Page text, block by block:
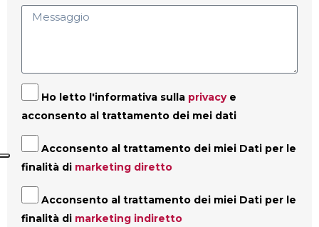
Ho letto l'informativa sulla privacye
acconsento al trattamento dei mei dati
Acconsento al trattamento dei miei Dati per le
finalità di marketing diretto
Acconsento al trattamento dei miei Dati per le
finalità di marketing indiretto